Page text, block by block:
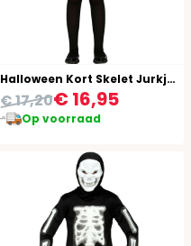
Halloween Kort Skelet Jurkje Kind
€ 16,95
€ 17,20
Op voorraad